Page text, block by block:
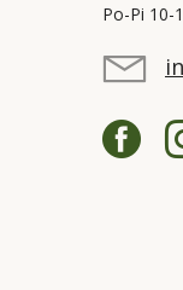
Po-Pi 10-